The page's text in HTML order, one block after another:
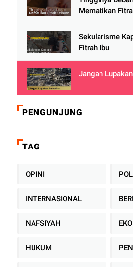
Mematikan
Sekularisme
Fitrah Ibu
Jangan
PENGUNJUNG
TAG
OPINI
INTERNASIONAL
NAFSIYAH
HUKUM